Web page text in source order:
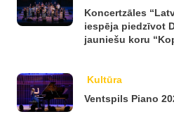
Koncertzāles
iespēja piedzīvot
jauniešu koru
Kultūra
Ventspils Piano